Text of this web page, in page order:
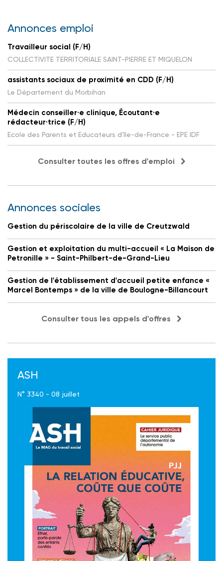
Annonces emploi
Travailleur social (F/H)
COLLECTIVITE TERRITORIALE SAINT-PIERRE ET MIQUELON
assistants sociaux de proximité en CDD (F/H)
Le Département du Morbihan
Médecin conseiller·e clinique, Écoutant·e
rédacteur·trice (F/H)
Ecole des Parents et Educateurs d'Ile-de-France - EPE IDF
Consulter toutes les offres d'emploi
Annonces sociales
Gestion du périscolaire de la ville de Creutzwald
Gestion et exploitation du multi-accueil « La Maison de
Petronille » - Saint-Philbert-de-Grand-Lieu
Gestion de l'établissement d'accueil petite enfance «
Marcel Bontemps » de la ville de Boulogne-Billancourt
Consulter tous les appels d'offres
ASH
N° 3340 - 08 juillet